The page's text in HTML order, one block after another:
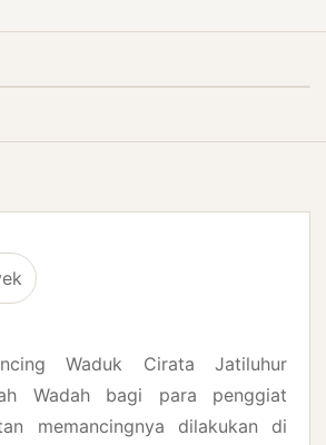
Waduk Cirata Jatiluhur
Wadah bagi para penggiat
memancingnya dilakukan di